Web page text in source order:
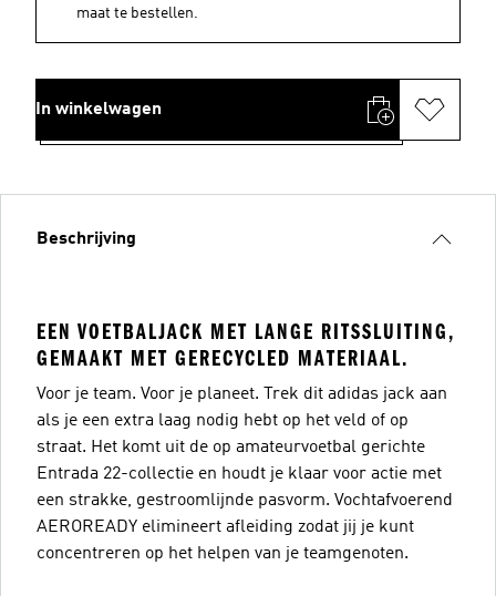
maat te bestellen.
In winkelwagen
Beschrijving
EEN VOETBALJACK MET LANGE RITSSLUITING,
GEMAAKT MET GERECYCLED MATERIAAL.
Voor je team. Voor je planeet. Trek dit adidas jack aan
als je een extra laag nodig hebt op het veld of op
straat. Het komt uit de op amateurvoetbal gerichte
Entrada 22-collectie en houdt je klaar voor actie met
een strakke, gestroomlijnde pasvorm. Vochtafvoerend
AEROREADY elimineert afleiding zodat jij je kunt
concentreren op het helpen van je teamgenoten.